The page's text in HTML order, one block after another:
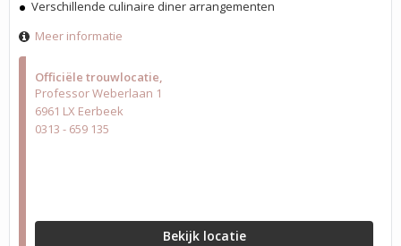
Officiële trouwlocatie
Professor Weberlaan 1
6961 LX Eerbeek
0313 - 659 135
Bekijk locatie
Verschillende culinaire diner arrangementen
Meer informatie